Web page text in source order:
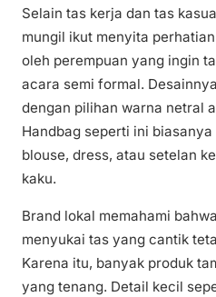
Selain tas kerja dan tas
mungil ikut menyita
oleh perempuan yang ingin
acara semi formal.
dengan pilihan warna netral
Handbag seperti ini
blouse, dress, atau setelan
kaku.
Brand lokal memahami
menyukai tas yang cantik
Karena itu, banyak produk
yang tenang. Detail kecil